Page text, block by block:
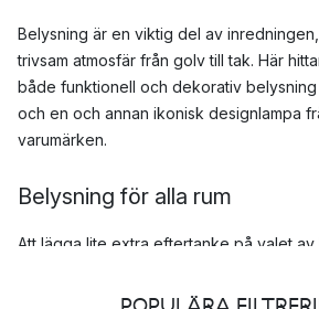
Belysning är en viktig del av
trivsam atmosfär från golv till tak. Här
både funktionell och dekorativ belysning
och en och annan ikonisk designlampa
varumärken.
Belysning för alla rum
Att lägga lite extra eftertanke på valet av
rummet får. Förutom den praktiska